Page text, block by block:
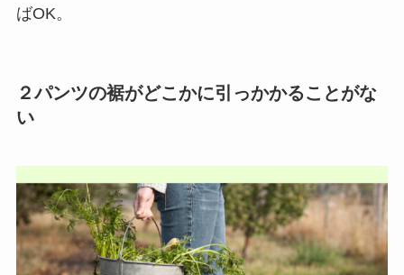
ばOK。
２パンツの裾がどこかに引っかかることがな
い